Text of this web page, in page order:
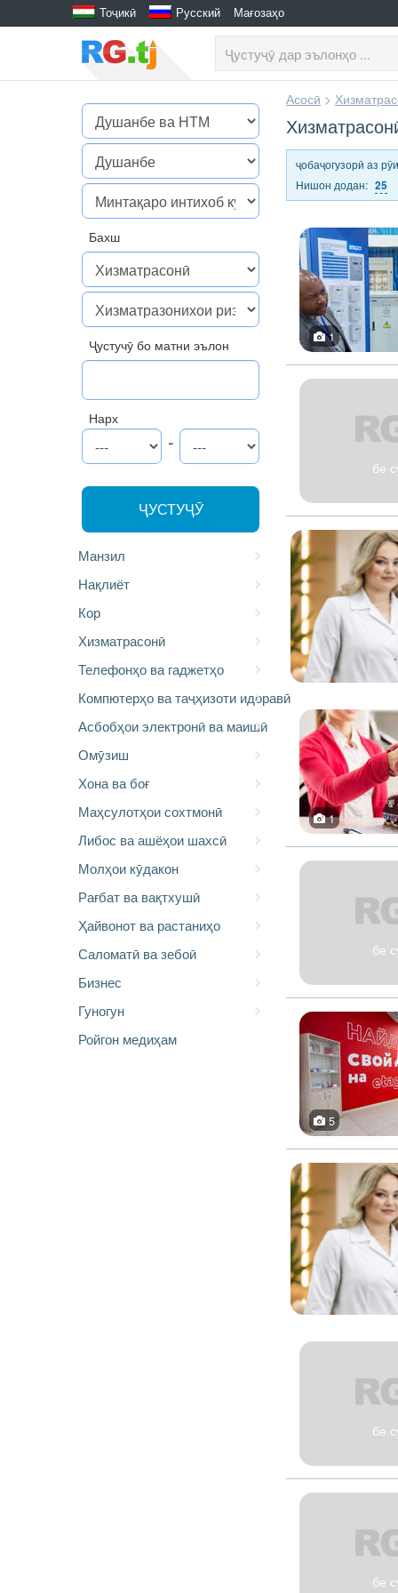
Тоҷикӣ Русский Мағозаҳо
Бахш
Ҷустучӯ бо матни эълон
Нарх
-
ҶУСТУҶӮ
Манзил
Нақлиёт
Кор
Хизматрасонӣ
Телефонҳо ва гаджетҳо
Компютерҳо ва таҷҳизоти идоравӣ
Асбобҳои электронӣ ва маишӣ
Омӯзиш
Хона ва боғ
Маҳсулотҳои сохтмонӣ
Либос ва ашёҳои шахсӣ
Молҳои кӯдакон
Рағбат ва вақтхушӣ
Ҳайвонот ва растаниҳо
Саломатӣ ва зебоӣ
Бизнес
Гуногун
Ройгон медиҳам
Асосӣ >
ҷобаҷогузорӣ аз
Нишон додан: 25
1
бе
1
бе
5
бе
бе